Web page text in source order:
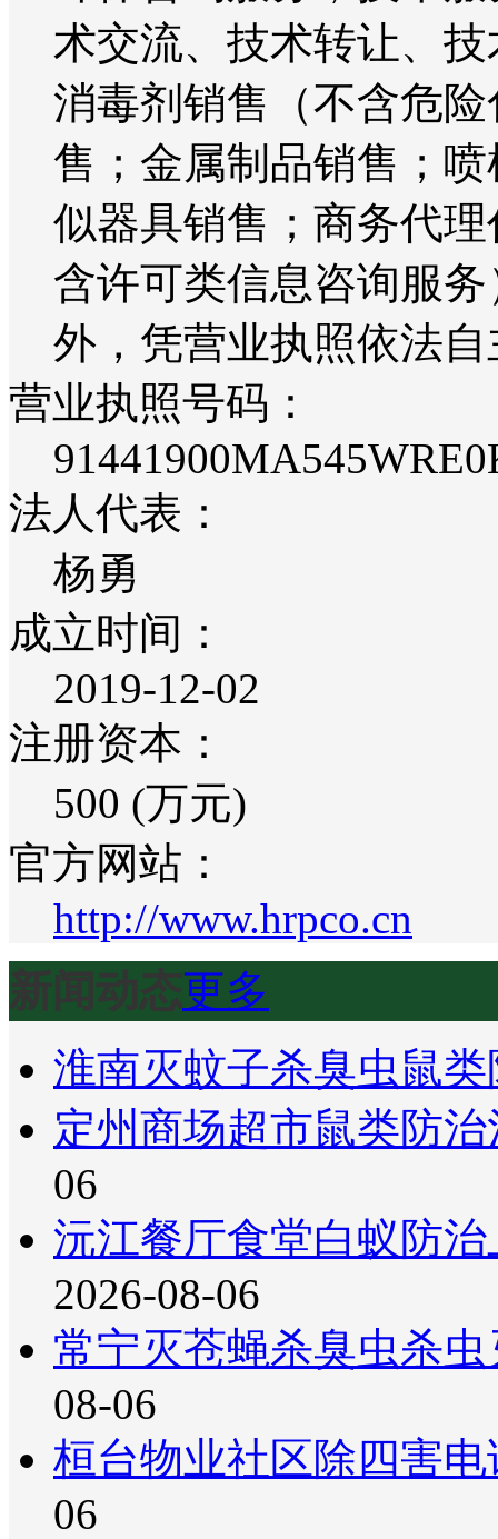
术交流、技术转让、
消毒剂销售（不含危
售；金属制品销售；
似器具销售；商务代
含许可类信息咨询服
外，凭营业执照依法
营业执照号码：
法人代表：
杨勇
成立时间：
2019-12-02
注册资本：
500 (万元)
官方网站：
http://www.hrpco.cn
新闻动态更多
淮南灭蚊子杀臭虫鼠
定州商场超市鼠类防
06
沅江餐厅食堂白蚁防
2026-08-06
常宁灭苍蝇杀臭虫杀
08-06
桓台物业社区除四害
06